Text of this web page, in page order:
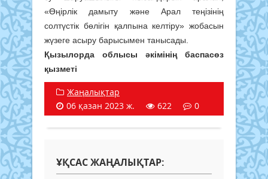
«Өңірлік дамыту және Арал теңізінің
солтүстік бөлігін қалпына келтіру» жобасын
жүзеге асыру барысымен танысады.
Қызылорда облысы әкімінің баспасөз
қызметі
Жаңалықтар
06 қазан 2023 ж.
622 0
ҰҚСАС ЖАҢАЛЫҚТАР: